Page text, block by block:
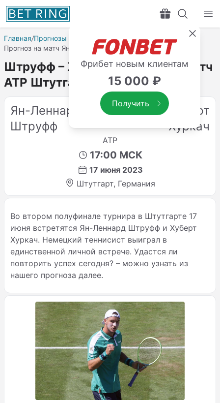
Фрибет новым клиентам
15 000 ₽
Получить
Главная/Прогнозы на спорт/Прогнозы на теннис/
Прогноз на матч Ян-Леннард Штруфф – Хуберт Хуркач
Штруфф – Хуркач: прогноз на матч
ATP Штутгарт
Ян-Леннард
Штруфф
Хуберт
Хуркач
ATP
17:00 МСК
17 июня 2023
Штутгарт, Германия
Во втором полуфинале турнира в Штутгарте 17
июня встретятся Ян-Леннард Штруфф и Хуберт
Хуркач. Немецкий теннисист выиграл в
единственной личной встрече. Удастся ли
повторить успех сегодня? – можно узнать из
нашего прогноза далее.